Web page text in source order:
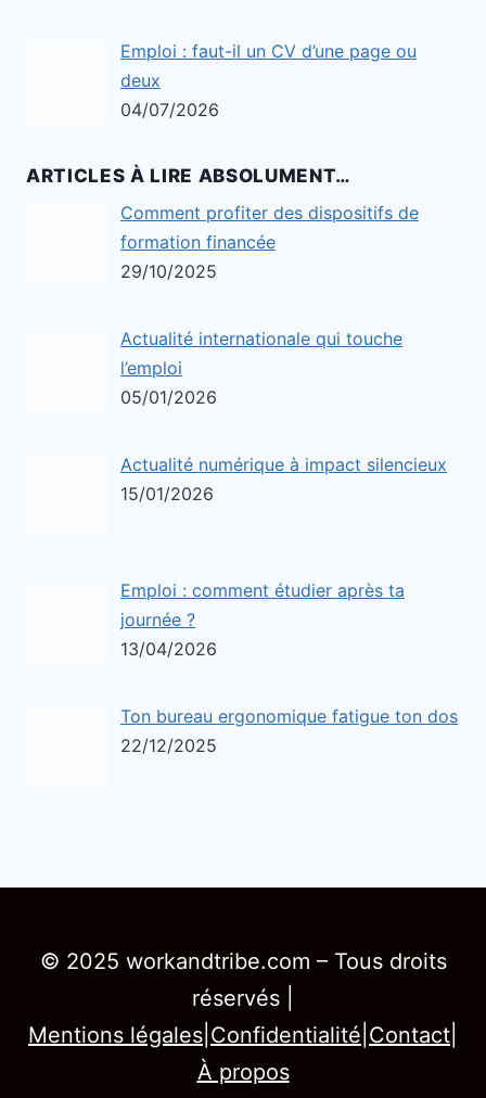
Emploi : faut-il un CV d’une page ou
deux
04/07/2026
ARTICLES À LIRE ABSOLUMENT…
Comment profiter des dispositifs de
formation financée
29/10/2025
Actualité internationale qui touche
l’emploi
05/01/2026
Actualité numérique à impact silencieux
15/01/2026
Emploi : comment étudier après ta
journée ?
13/04/2026
Ton bureau ergonomique fatigue ton dos
22/12/2025
© 2025 workandtribe.com – Tous droits
réservés |
Mentions légales Confidentialité Contact
À propos